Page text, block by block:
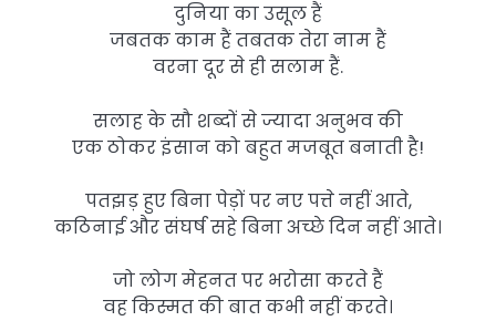
दुनिया का उसूल हैं
जबतक काम हैं तबतक तेरा नाम हैं
वरना दूर से ही सलाम हैं.
सलाह के सौ शब्दों से ज्यादा अनुभव की
एक ठोकर इंसान को बहुत मजबूत बनाती है!
पतझड़ हुए बिना पेड़ों पर नए पत्ते नहीं आते,
कठिनाई और संघर्ष सहे बिना अच्छे दिन नहीं आते।
जो लोग मेहनत पर भरोसा करते हैं
वह किस्मत की बात कभी नहीं करते।